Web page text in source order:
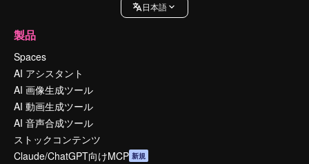
日本語
製品
Spaces
AI アシスタント
AI 画像生成ツール
AI 動画生成ツール
AI 音声合成ツール
ストックコンテンツ
Claude/ChatGPT向けMCP 新規